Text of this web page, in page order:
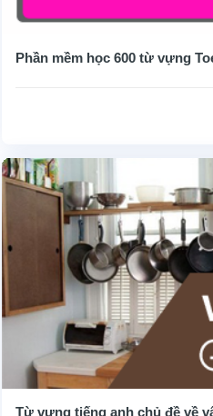
Phần mềm học 600 từ vựng
Từ vựng tiếng anh chủ đề về